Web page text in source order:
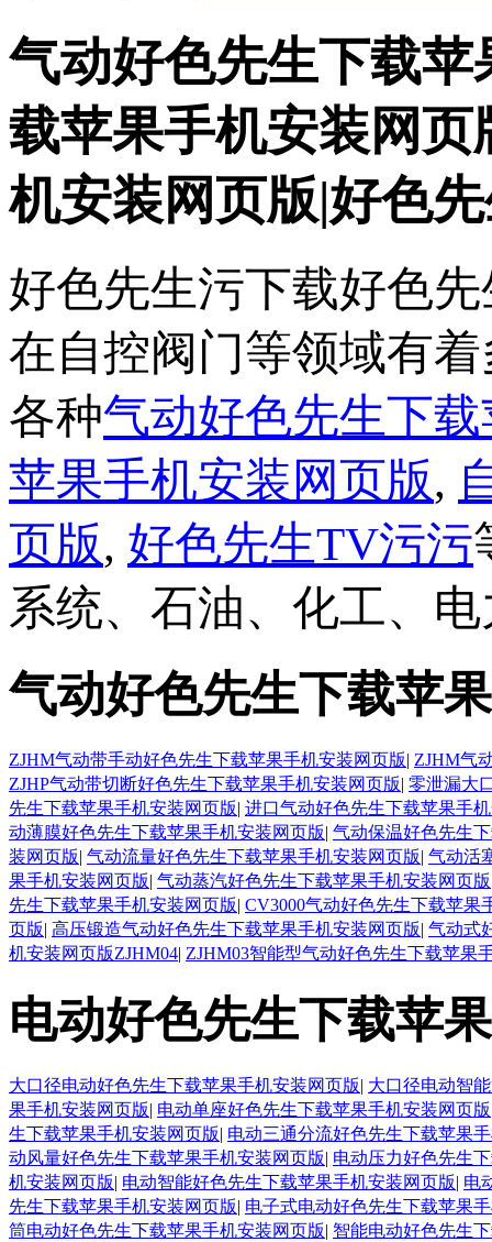
气动好色先生下载
载苹果手机安装网
机安装网页版|好色
好色先生污下载好色
在自控阀门等领域有着
各种气动好色先生下
苹果手机安装网页版,
页版, 好色先生TV污污
系统、石油、化工
气动好色先生下载苹
ZJHM气动带手动好色先生下载苹果手机安装网页版| ZJHM气
ZJHP气动带切断好色先生下载苹果手机安装网页版| 零泄漏大
先生下载苹果手机安装网页版| 进口气动好色先生下载苹果手
动薄膜好色先生下载苹果手机安装网页版| 气动保温好色先生
装网页版| 气动流量好色先生下载苹果手机安装网页版| 气动活
果手机安装网页版| 气动蒸汽好色先生下载苹果手机安装网页版
先生下载苹果手机安装网页版| CV3000气动好色先生下载苹果
页版| 高压锻造气动好色先生下载苹果手机安装网页版| 气动式
机安装网页版ZJHM04| ZJHM03智能型气动好色先生下载苹果
电动好色先生下载苹
大口径电动好色先生下载苹果手机安装网页版| 大口径电动智
果手机安装网页版| 电动单座好色先生下载苹果手机安装网页版
生下载苹果手机安装网页版| 电动三通分流好色先生下载苹果
动风量好色先生下载苹果手机安装网页版| 电动压力好色先生
机安装网页版| 电动智能好色先生下载苹果手机安装网页版| 电
先生下载苹果手机安装网页版| 电子式电动好色先生下载苹果
筒电动好色先生下载苹果手机安装网页版| 智能电动好色先生